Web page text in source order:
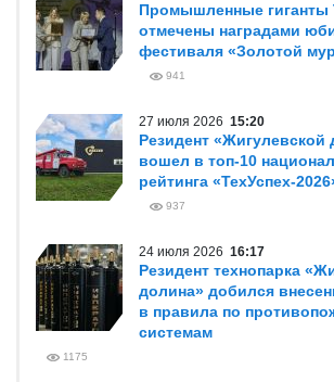
Промышленные гиганты
отмечены наградами
фестиваля «Золотой
941
27 июля 2026 15:20
Резидент «Жигулевской
вошел в топ-10
рейтинга «ТехУспех-
937
24 июля 2026 16:17
Резидент технопарка
долина» добился
в правила по
системам
1175